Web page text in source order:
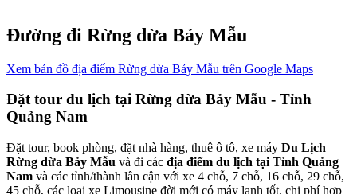
Đường đi Rừng dừa Bảy Mẫu
Xem bản đồ địa điểm Rừng dừa Bảy Mẫu trên Google Maps
Đặt tour du lịch tại Rừng dừa Bảy Mẫu - Tỉnh
Quảng Nam
Đặt tour, book phòng, đặt nhà hàng, thuê ô tô, xe máy Du Lịch
Rừng dừa Bảy Mẫu và đi các địa điểm du lịch tại Tỉnh Quảng
Nam và các tỉnh/thành lân cận với xe 4 chỗ, 7 chỗ, 16 chỗ, 29 chỗ,
45 chỗ, các loại xe Limousine đời mới có máy lạnh tốt, chi phí hợp